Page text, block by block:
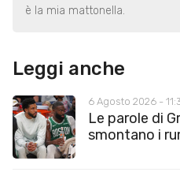
è la mia mattonella.
Leggi anche
6 Agosto 2026 -
Le parole di
smontano i